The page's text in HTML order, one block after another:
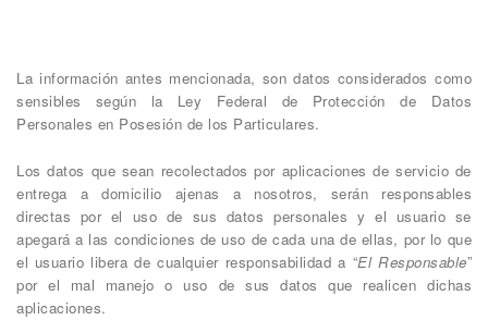
La información antes mencionada, son datos considerados como
sensibles según la Ley Federal de Protección de Datos
Personales en Posesión de los Particulares.
Los datos que sean recolectados por aplicaciones de servicio de
entrega a domicilio ajenas a nosotros, serán responsables
directas por el uso de sus datos personales y el usuario se
apegará a las condiciones de uso de cada una de ellas, por lo que
el usuario libera de cualquier responsabilidad a “El Responsable”
por el mal manejo o uso de sus datos que realicen dichas
aplicaciones.